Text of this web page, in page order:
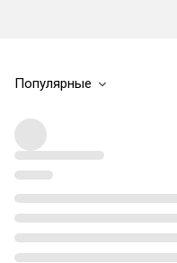
Популярные